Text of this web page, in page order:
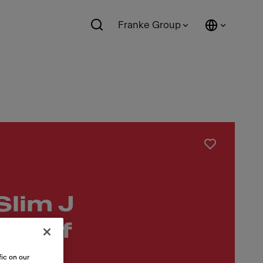
Franke Group
J
on our